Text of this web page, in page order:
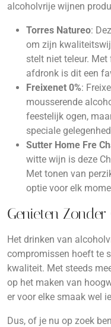
alcoholvrije wijnen
Torres Natureo:
om zijn
stelt niet teleur.
afdronk is dit een
Freixenet 0%:
mousserende
feestelijk ogen,
speciale
Sutter Home Fre
witte wijn is deze
Met tonen van
optie voor elk
Genieten
Het drinken van
compromissen hoeft te
kwaliteit. Met steeds
op het maken van
er voor elke smaak wel
Dus, of je nu op zoek